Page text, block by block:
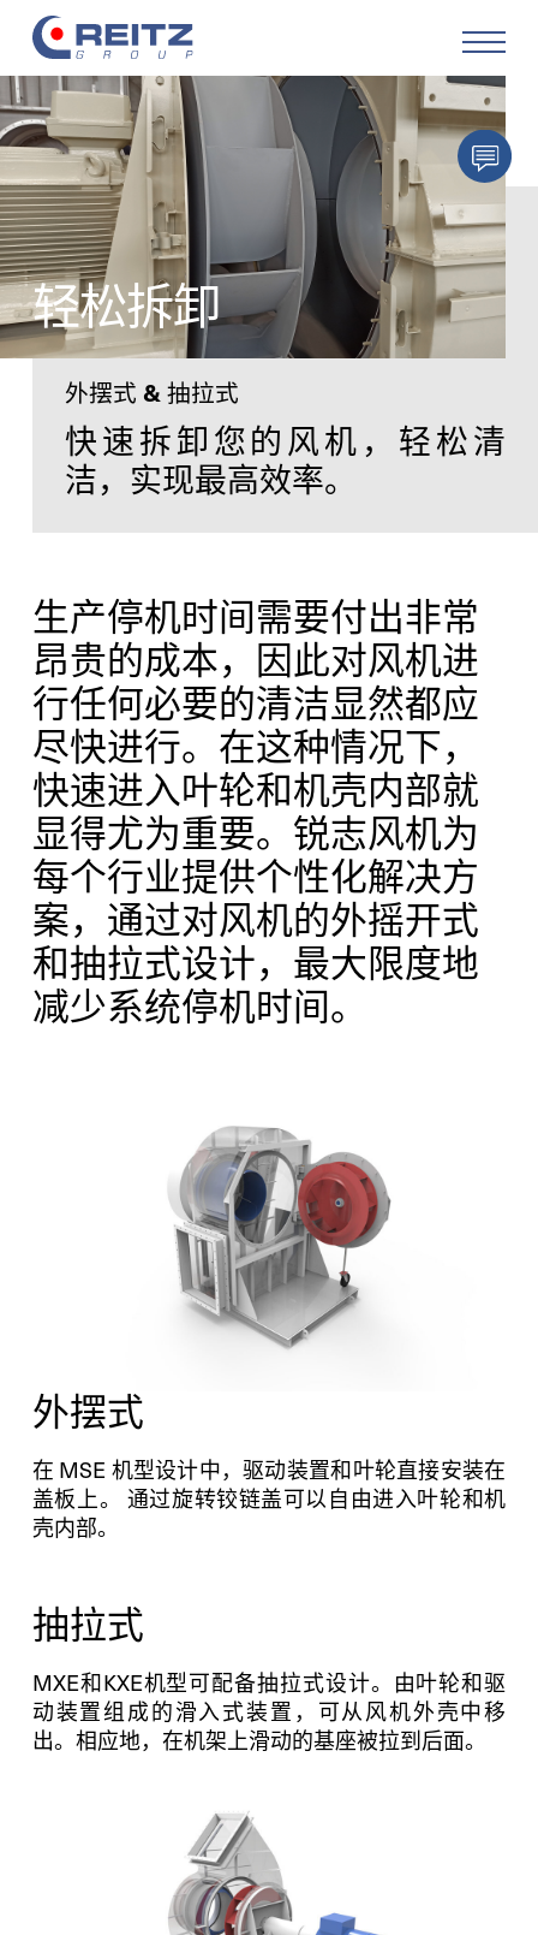
产品
解决方案
服务
改造
关于公司
职业生涯
联系方式
资讯中心
GTC
Privacy Policy
Imprint
DE EN SV ZH
外摆式 & 抽拉式
轻松拆卸
快速拆卸您的风机，轻松清
洁，实现最高效率。
生产停机时间需要付出非常
昂贵的成本，因此对风机进
行任何必要的清洁显然都应
尽快进行。在这种情况下，
快速进入叶轮和机壳内部就
显得尤为重要。锐志风机为
每个行业提供个性化解决方
案，通过对风机的外摇开式
和抽拉式设计，最大限度地
减少系统停机时间。
外摆式
在 MSE 机型设计中，驱动装置和叶轮直接安装在
盖板上。 通过旋转铰链盖可以自由进入叶轮和机
壳内部。
抽拉式
MXE和KXE机型可配备抽拉式设计。由叶轮和驱
动装置组成的滑入式装置，可从风机外壳中移
出。相应地，在机架上滑动的基座被拉到后面。